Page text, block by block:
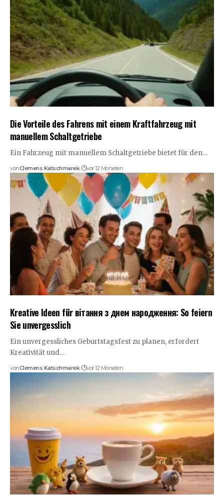
Die Vorteile des Fahrens mit einem Kraftfahrzeug mit
manuellem Schaltgetriebe
Ein Fahrzeug mit manuellem Schaltgetriebe bietet für den…
vonClemens Katschmarek vor 12 Monaten
Kreative Ideen für вітання з днем народження: So feiern
Sie unvergesslich
Ein unvergessliches Geburtstagsfest zu planen, erfordert
Kreativität und…
vonClemens Katschmarek vor 12 Monaten